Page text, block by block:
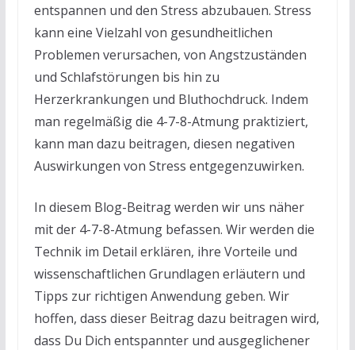
entspannen und den Stress abzubauen. Stress
kann eine Vielzahl von gesundheitlichen
Problemen verursachen, von Angstzuständen
und Schlafstörungen bis hin zu
Herzerkrankungen und Bluthochdruck. Indem
man regelmäßig die 4-7-8-Atmung praktiziert,
kann man dazu beitragen, diesen negativen
Auswirkungen von Stress entgegenzuwirken.
In diesem Blog-Beitrag werden wir uns näher
mit der 4-7-8-Atmung befassen. Wir werden die
Technik im Detail erklären, ihre Vorteile und
wissenschaftlichen Grundlagen erläutern und
Tipps zur richtigen Anwendung geben. Wir
hoffen, dass dieser Beitrag dazu beitragen wird,
dass Du Dich entspannter und ausgeglichener